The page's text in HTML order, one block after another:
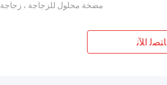
مضخة محلول للزجاجة ، زجاجة
ﺎﺘﺼﻟ ﺍﻶﻧ